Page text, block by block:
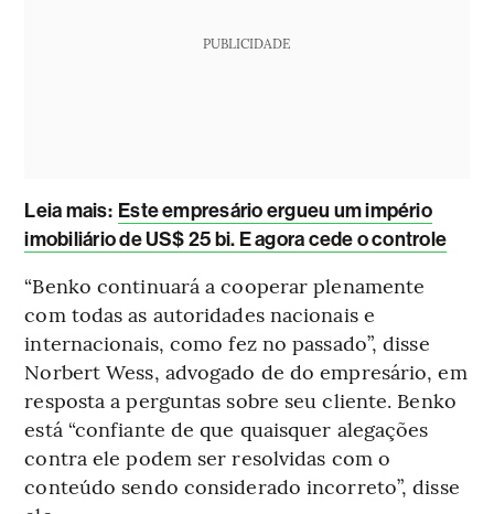
PUBLICIDADE
Leia mais: Este empresário ergueu um império
imobiliário de US$ 25 bi. E agora cede o controle
“Benko continuará a cooperar plenamente
com todas as autoridades nacionais e
internacionais, como fez no passado”, disse
Norbert Wess, advogado de do empresário, em
resposta a perguntas sobre seu cliente. Benko
está “confiante de que quaisquer alegações
contra ele podem ser resolvidas com o
conteúdo sendo considerado incorreto”, disse